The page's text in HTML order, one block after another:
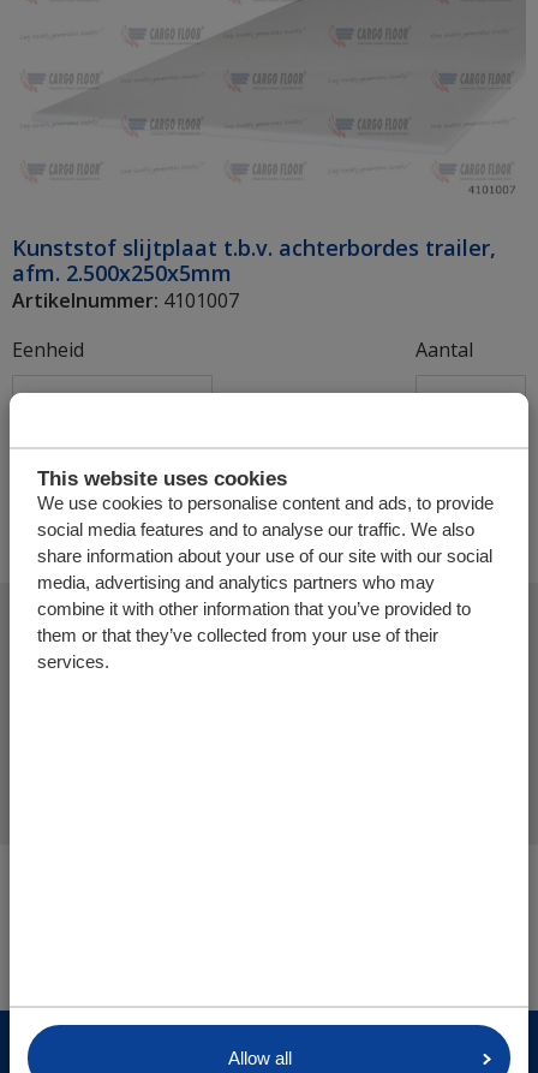
This website uses cookies
We use cookies to personalise content and ads, to provide
social media features and to analyse our traffic. We also
share information about your use of our site with our social
media, advertising and analytics partners who may
combine it with other information that you’ve provided to
them or that they’ve collected from your use of their
services.
Allow all
Kunststof slijtplaat t.b.v. achterbordes trailer,
afm. 2.500x250x5mm
Artikelnummer: 4101007
Eenheid
Aantal
+
© Cargo Floor B.V. Byte 14, 7741 MK Coevorden, The